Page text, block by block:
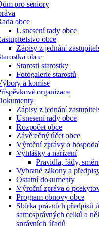
pro seniory
obce
Usnesení rady obce
obce
Zápisy z jednání
obce
Starosti starostky
Fotogalerie starostů
a komise
organizace
Zápisy z jednání
Usnesení rady obce
Rozpočet obce
Závěrečný účet obce
Výroční zprávy o
Vyhlášky a nařízení
Pravidla, řády,
Vybrané zákony a
Ostatní dokumenty
Výroční zpráva o
Program obnovy obce
Sbírka právních předpisů
samosprávných celků a
správních úřadů